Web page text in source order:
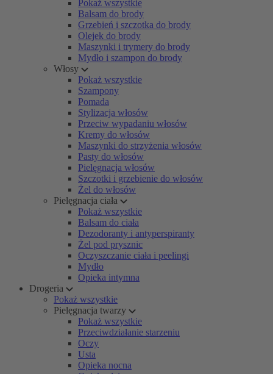
Pokaż wszystkie
Balsam do brody
Grzebień i szczotka do brody
Olejek do brody
Maszynki i trymery do brody
Mydło i szampon do brody
Włosy
Pokaż wszystkie
Szampony
Pomada
Stylizacja włosów
Przeciw wypadaniu włosów
Kremy do włosów
Maszynki do strzyżenia włosów
Pasty do włosów
Pielęgnacja włosów
Szczotki i grzebienie do włosów
Żel do włosów
Pielęgnacja ciała
Pokaż wszystkie
Balsam do ciała
Dezodoranty i antyperspiranty
Żel pod prysznic
Oczyszczanie ciała i peelingi
Mydło
Opieka intymna
Drogeria
Pokaż wszystkie
Pielęgnacja twarzy
Pokaż wszystkie
Przeciwdziałanie starzeniu
Oczy
Usta
Opieka nocna